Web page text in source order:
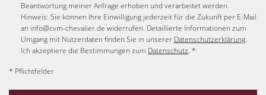
Beantwortung meiner Anfrage erhoben und verarbeitet werden.
Hinweis: Sie können Ihre Einwilligung jederzeit für die Zukunft per E-Mail
an info@cvm-chevalier.de widerrufen. Detaillierte Informationen zum
Umgang mit Nutzerdaten finden Sie in unserer Datenschutzerklärung.
Ich akzeptiere die Bestimmungen zum Datenschutz. *
* Pflichtfelder